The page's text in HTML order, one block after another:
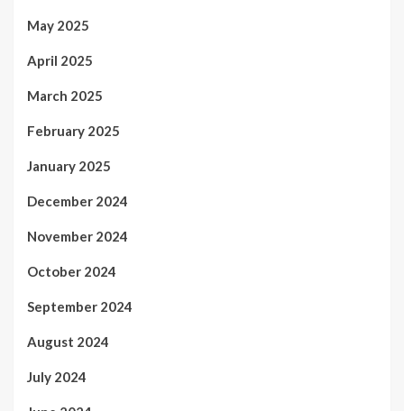
May 2025
April 2025
March 2025
February 2025
January 2025
December 2024
November 2024
October 2024
September 2024
August 2024
July 2024